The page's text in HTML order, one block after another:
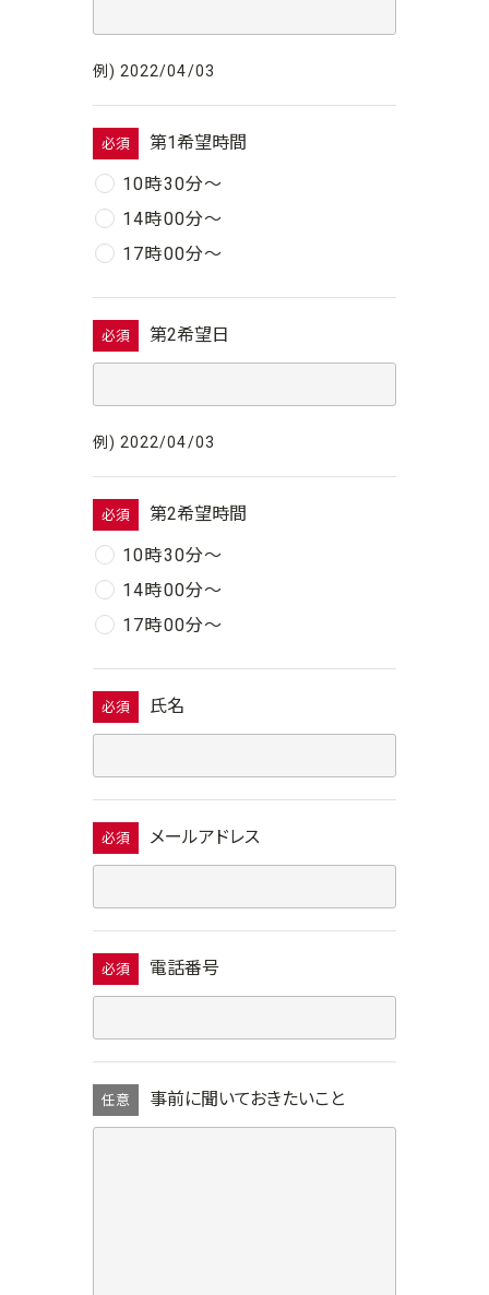
例) 2022/04/03
必須
第1希望時間
10時30分〜
14時00分〜
17時00分〜
必須 第2希望日
例) 2022/04/03
必須
第2希望時間
10時30分〜
14時00分〜
17時00分〜
必須 氏名
必須 メールアドレス
必須 電話番号
任意 事前に聞いておきたいこと